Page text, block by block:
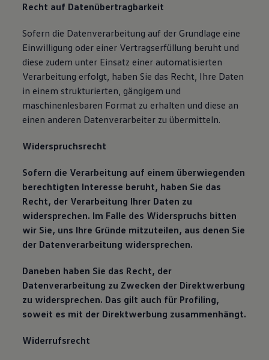
Recht auf Datenübertragbarkeit
Sofern die Datenverarbeitung auf der Grundlage eine
Einwilligung oder einer Vertragserfüllung beruht und
diese zudem unter Einsatz einer automatisierten
Verarbeitung erfolgt, haben Sie das Recht, Ihre Daten
in einem strukturierten, gängigem und
maschinenlesbaren Format zu erhalten und diese an
einen anderen Datenverarbeiter zu übermitteln.
Widerspruchsrecht
Sofern die Verarbeitung auf einem überwiegenden
berechtigten Interesse beruht, haben Sie das
Recht, der Verarbeitung Ihrer Daten zu
widersprechen. Im Falle des Widerspruchs bitten
wir Sie, uns Ihre Gründe mitzuteilen, aus denen Sie
der Datenverarbeitung widersprechen.
Daneben haben Sie das Recht, der
Datenverarbeitung zu Zwecken der Direktwerbung
zu widersprechen. Das gilt auch für Profiling,
soweit es mit der Direktwerbung zusammenhängt.
Widerrufsrecht